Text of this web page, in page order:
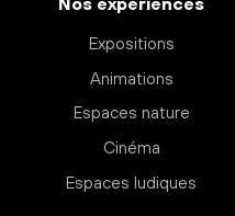
Expositions
Animations
Espaces nature
Cinéma
Espaces ludiques